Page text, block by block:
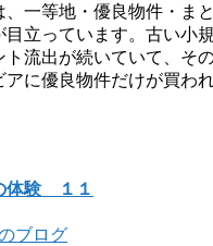
、一等地・優良物件・ま
立っています。古い小
ト流出が続いていて、そ
に優良物件だけが買わ
体験 １１
ブログ